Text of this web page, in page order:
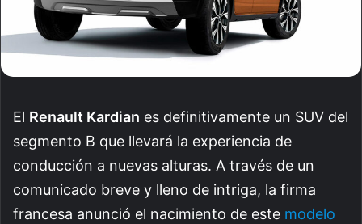
El Renault Kardian es definitivamente un SUV del
segmento B que llevará la experiencia de
conducción a nuevas alturas. A través de un
comunicado breve y lleno de intriga, la firma
francesa anunció el nacimiento de este modelo